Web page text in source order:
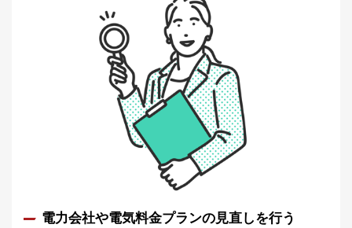
電力会社や電気料金プランの見直しを行う